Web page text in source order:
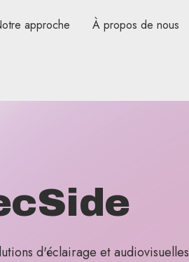
approche À propos de nous
d'éclairage et audiovisuelles